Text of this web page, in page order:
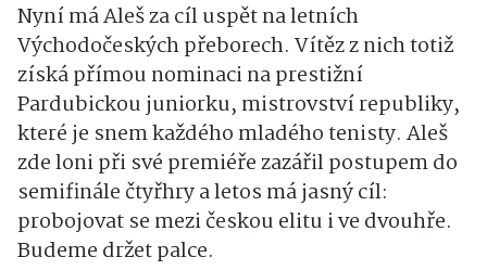
Nyní má Aleš za cíl uspět na letních
Východočeských přeborech. Vítěz z nich totiž
získá přímou nominaci na prestižní
Pardubickou juniorku, mistrovství republiky,
které je snem každého mladého tenisty. Aleš
zde loni při své premiéře zazářil postupem do
semifinále čtyřhry a letos má jasný cíl:
probojovat se mezi českou elitu i ve dvouhře.
Budeme držet palce.